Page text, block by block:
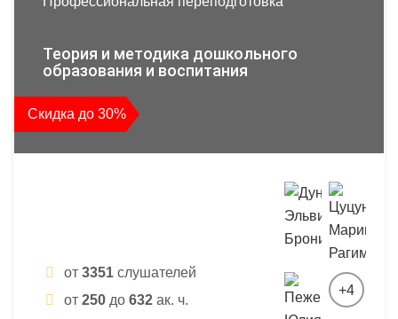
Теория и методика дошкольного
образования и воспитания
Скидка до 30%
от 3351 слушателей
от 250 до 632 ак. ч.
+4